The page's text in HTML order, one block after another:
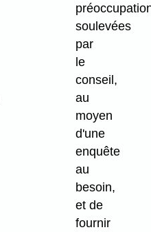
soulevées
par
le
conseil,
au
moyen
d'une
enquête
au
besoin,
et de
fournir